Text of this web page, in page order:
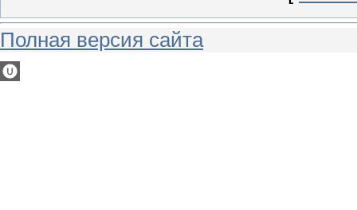
Полная версия сайта